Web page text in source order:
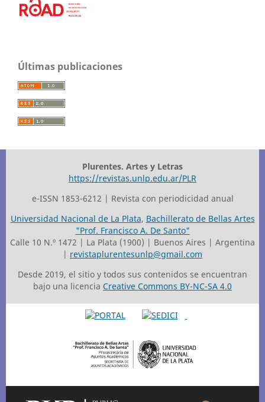
Últimas publicaciones
Plurentes. Artes y Letras
https://revistas.unlp.edu.ar/PLR
e-ISSN 1853-6212 | Revista con periodicidad anual
Universidad Nacional de La Plata, Bachillerato de Bellas Artes
"Prof. Francisco A. De Santo"
Calle 10 N.º 1472 | La Plata (1900) | Buenos Aires | Argentina
| revistaplurentesunlp@gmail.com
Desde 2019, el sitio y todos sus contenidos se encuentran
bajo una licencia Creative Commons BY-NC-SA 4.0